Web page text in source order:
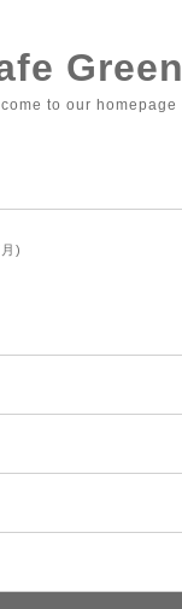
Green
to our homepage
)